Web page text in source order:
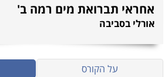
אחראי תברואת מים רמה ב'
אורלי בסביבה
על הקורס